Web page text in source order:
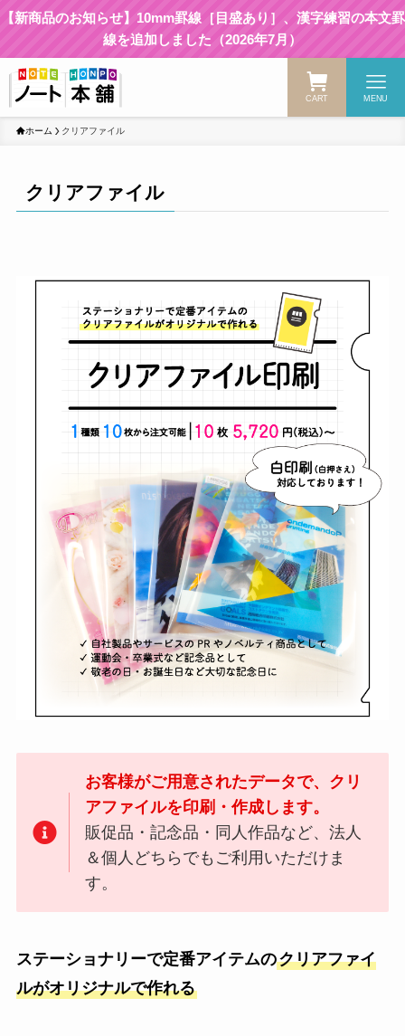
【新商品のお知らせ】10mm罫線［目盛あり］、漢字練習の本文罫
線を追加しました（2026年7月）
CART MENU
ホーム クリアファイル
クリアファイル
お客様がご用意されたデータで、クリ
アファイルを印刷・作成します。
販促品・記念品・同人作品など、法人
＆個人どちらでもご利用いただけま
す。
ステーショナリーで定番アイテムのクリアファイ
ルがオリジナルで作れる